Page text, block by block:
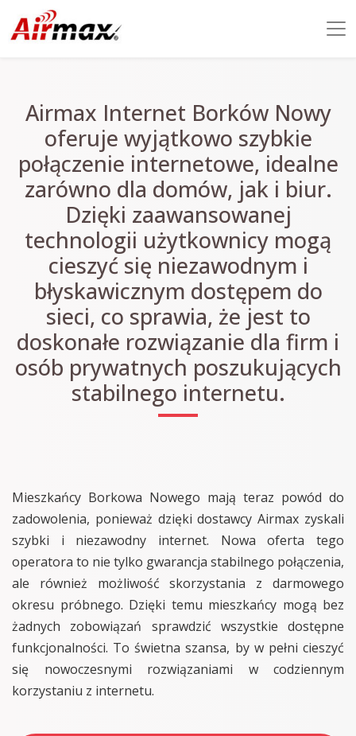
Airmax Internet Borków Nowy
oferuje wyjątkowo szybkie
połączenie internetowe, idealne
zarówno dla domów, jak i biur.
Dzięki zaawansowanej
technologii użytkownicy mogą
cieszyć się niezawodnym i
błyskawicznym dostępem do
sieci, co sprawia, że jest to
doskonałe rozwiązanie dla firm i
osób prywatnych poszukujących
stabilnego internetu.
Mieszkańcy Borkowa Nowego mają teraz powód do
zadowolenia, ponieważ dzięki dostawcy Airmax zyskali
szybki i niezawodny internet. Nowa oferta tego
operatora to nie tylko gwarancja stabilnego połączenia,
ale również możliwość skorzystania z darmowego
okresu próbnego. Dzięki temu mieszkańcy mogą bez
żadnych zobowiązań sprawdzić wszystkie dostępne
funkcjonalności. To świetna szansa, by w pełni cieszyć
się nowoczesnymi rozwiązaniami w codziennym
korzystaniu z internetu.